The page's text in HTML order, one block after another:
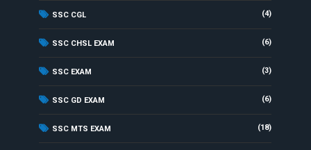
SSC CGL (4)
SSC CHSL EXAM (6)
SSC EXAM (3)
SSC GD EXAM (6)
SSC MTS EXAM (18)